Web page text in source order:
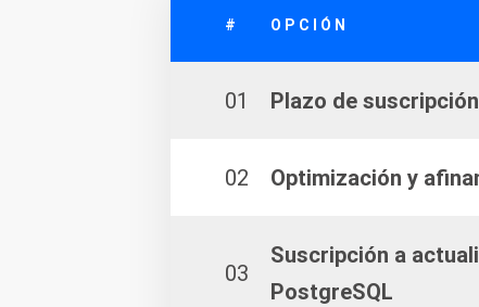
# OPCIÓN
01 Plazo de
02 Optimización y
03
Suscripción a
PostgreSQL